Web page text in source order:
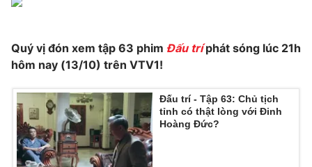
VTV9
Liên hệ tòa soạn English
THỜI BÁO VTV
Quý vị đón xem tập 63 phim Đấu tríphát sóng lúc 21h
hôm nay (13/10) trên VTV1!
Đấu trí - Tập 63: Chủ tịch
tỉnh có thật lòng với Đinh
Hoàng Đức?